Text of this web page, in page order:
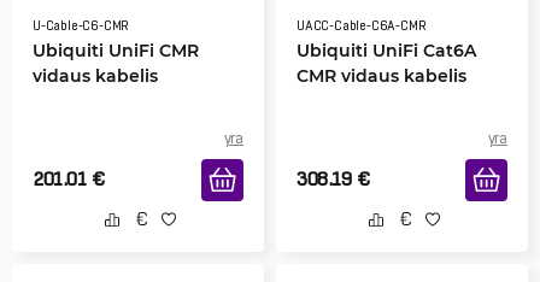
U-Cable-C6-CMR
Ubiquiti UniFi CMR
vidaus kabelis
yra
201.01 €
UACC-Cable-C6A-CMR
Ubiquiti UniFi Cat6A
CMR vidaus kabelis
yra
308.19 €